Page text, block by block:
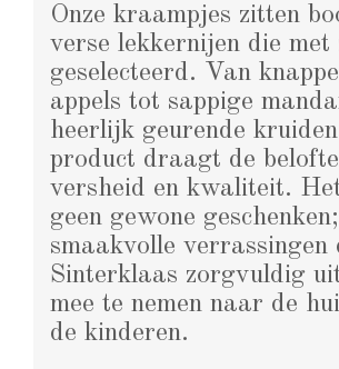
Onze kraampjes zitten
verse lekkernijen die
geselecteerd. Van
appels tot sappige
heerlijk geurende
product draagt de
versheid en kwaliteit.
geen gewone
smaakvolle verrassingen
Sinterklaas zorgvuldig
mee te nemen naar de
de kinderen.